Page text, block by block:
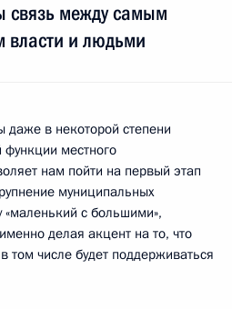
связь между самым
власти и людьми
даже в некоторой степени
местного
нам пойти на первый этап
муниципальных
с большими»,
делая акцент на то, что
том числе будет поддерживаться